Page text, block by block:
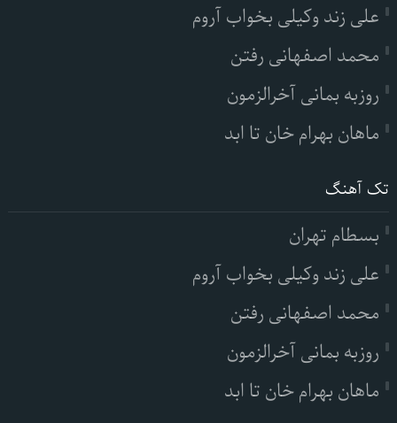
علی زند وکیلی بخواب آروم
محمد اصفهانی رفتن
روزبه بمانی آخرالزمون
ماهان بهرام خان تا ابد
تک آهنگ
بسطام تهران
علی زند وکیلی بخواب آروم
محمد اصفهانی رفتن
روزبه بمانی آخرالزمون
ماهان بهرام خان تا ابد